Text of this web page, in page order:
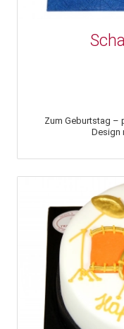
Zum Geburtstag –
Design